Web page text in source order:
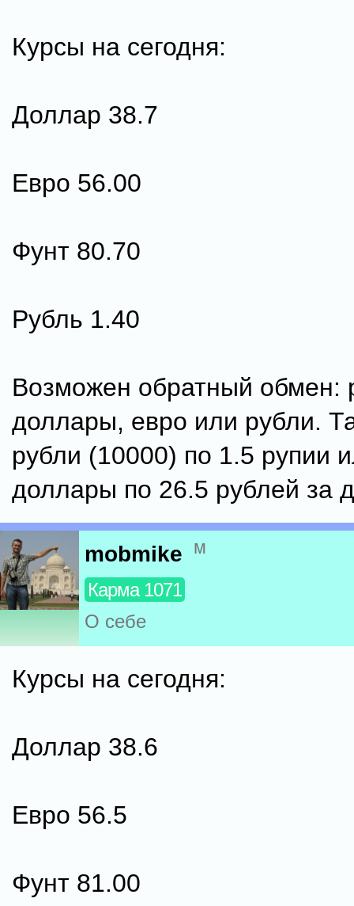
Курсы на сегодня:
Доллар 38.7
Евро 56.00
Фунт 80.70
Рубль 1.40
Возможен обратный обмен:
доллары, евро или рубли.
рубли (10000) по 1.5 рупии
доллары по 26.5 рублей за
mobmike м
Карма 1071
О себе
Курсы на сегодня:
Доллар 38.6
Евро 56.5
Фунт 81.00